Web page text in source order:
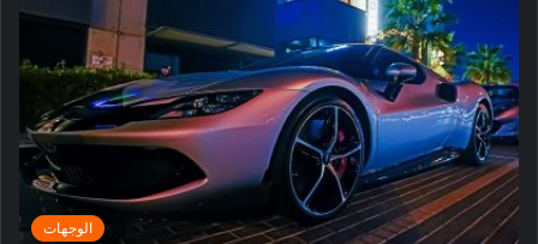
الوجهات